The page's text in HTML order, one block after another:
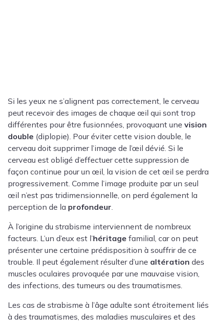
Si les yeux ne s’alignent pas correctement, le cerveau
peut recevoir des images de chaque œil qui sont trop
différentes pour être fusionnées, provoquant une vision
double (diplopie). Pour éviter cette vision double, le
cerveau doit supprimer l’image de l’œil dévié. Si le
cerveau est obligé d’effectuer cette suppression de
façon continue pour un œil, la vision de cet œil se perdra
progressivement. Comme l’image produite par un seul
œil n’est pas tridimensionnelle, on perd également la
perception de la profondeur.
À l’origine du strabisme interviennent de nombreux
facteurs. L’un d’eux est l’héritage familial, car on peut
présenter une certaine prédisposition à souffrir de ce
trouble. Il peut également résulter d’une altération des
muscles oculaires provoquée par une mauvaise vision,
des infections, des tumeurs ou des traumatismes.
Les cas de strabisme à l’âge adulte sont étroitement liés
à des traumatismes, des maladies musculaires et des